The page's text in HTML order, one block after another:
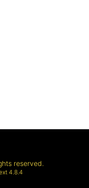
reserved.
4.8.4